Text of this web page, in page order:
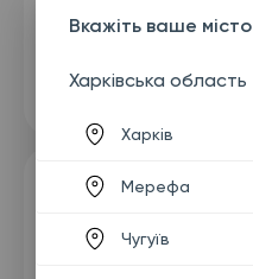
Вкажіть ваше місто
Харківська область
Харків
Мерефа
Чугуїв